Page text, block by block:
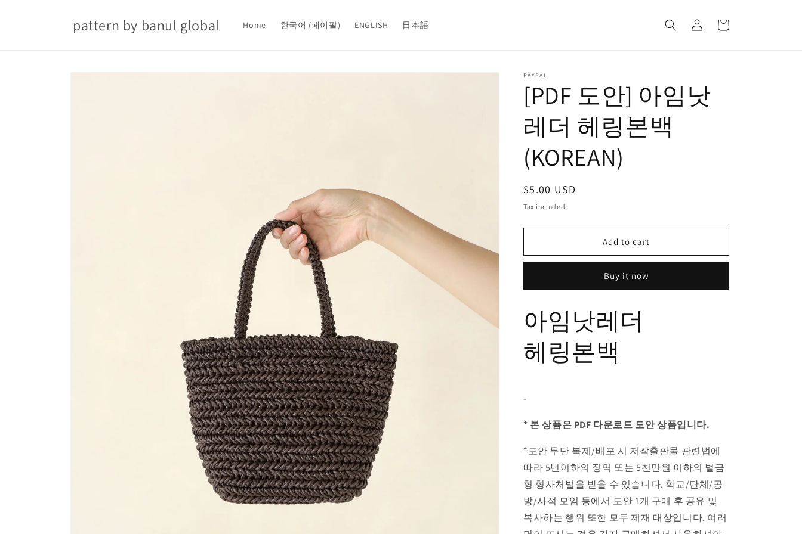
pattern by banul global Home 한국어 (페이팔) ENGLISH 日本語
Log
in
Cart
Skip to
PAYPAL
[PDF 도안] 아임낫
레더 헤링본백
(KOREAN)
Regular
price
$5.00 USD
Tax included.
Add to cart
Buy it now
아임낫레더
헤링본백
-
* 본 상품은 PDF 다운로드 도안 상품입니다.
*도안 무단 복제/배포 시 저작출판물 관련법에
따라 5년이하의 징역 또는 5천만원 이하의 벌금
형 형사처벌을 받을 수 있습니다. 학교/단체/공
방/사적 모임 등에서 도안 1개 구매 후 공유 및
복사하는 행위 또한 모두 제재 대상입니다. 여러